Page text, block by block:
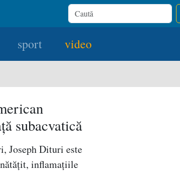
sport video
subacvatică
Joseph Dituri este
inflamaţiile